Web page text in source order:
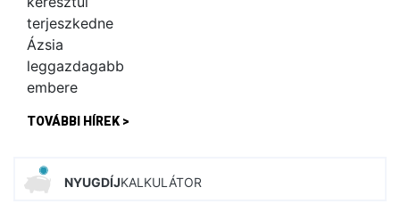
TOVÁBBI HÍREK >
NYUGDÍJKALKULÁTOR